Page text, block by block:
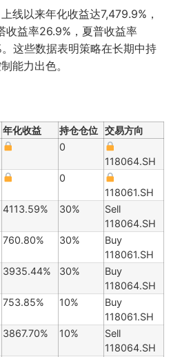
线以来年化收益达7,479.9%，
收益率26.9%，夏普收益率
这些数据表明策略在长期中持
能力出色。
年化收益 持仓仓位 交易方向
0
118064.SH
0
118061.SH
4113.59% 30%
Sell
118064.SH
760.80% 30%
Buy
118061.SH
3935.44% 30%
Buy
118064.SH
753.85% 10%
Buy
118061.SH
3867.70% 10%
Sell
118064.SH